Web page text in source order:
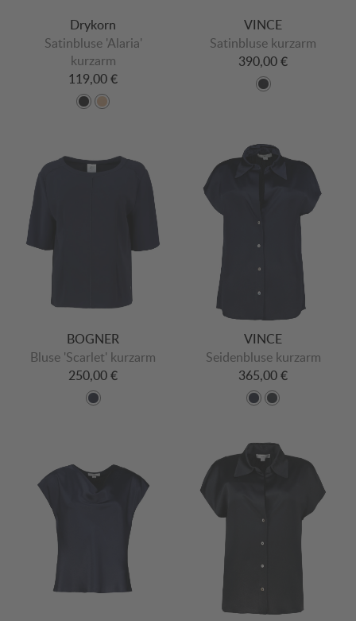
Drykorn
Satinbluse 'Alaria'
kurzarm
119,00 €
VINCE
Satinbluse kurzarm
390,00 €
BOGNER
Bluse 'Scarlet' kurzarm
250,00 €
VINCE
Seidenbluse kurzarm
365,00 €